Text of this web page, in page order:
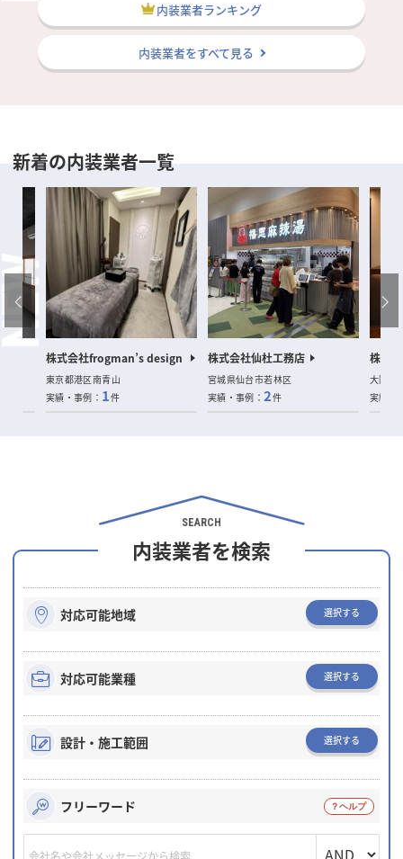
内装業者ランキング
内装業者をすべて見る
新着の内装業者一覧
株式会社frogman’s design
東京都港区南青山
実績・事例： 1件
株式会社仙杜工務店
宮城県仙台市若林区
実績・事例：2件
株式
大阪府
実績・
SEARCH
内装業者を検索
対応可能地域 選択する
対応可能業種 選択する
設計・施工範囲 選択する
フリーワード